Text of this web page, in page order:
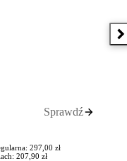
Sprawdź
297,00 zł
207,90 zł